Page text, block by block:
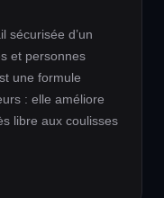
sécurisée d’un
et personnes
une formule
: elle améliore
libre aux coulisses